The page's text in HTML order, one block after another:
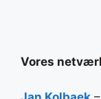
Vores